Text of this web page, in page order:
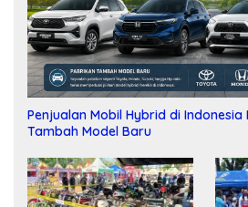
Penjualan Mobil Hybrid di Indonesia
Tambah Model Baru